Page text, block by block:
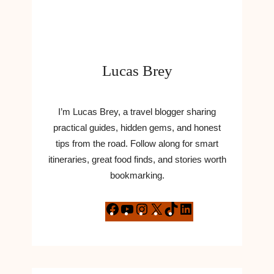
Lucas Brey
I’m Lucas Brey, a travel blogger sharing
practical guides, hidden gems, and honest
tips from the road. Follow along for smart
itineraries, great food finds, and stories worth
bookmarking.
F
a
Y
o
n
X
T
i
i